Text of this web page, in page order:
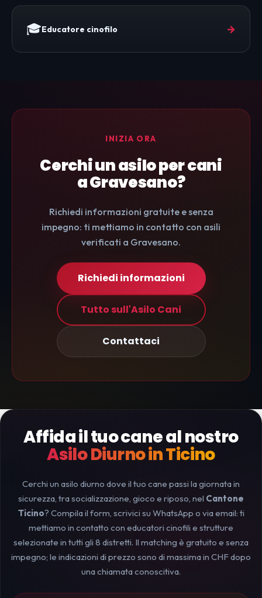
🎓Educatore cinofilo →
INIZIA ORA
Cerchi un asilo per cani
a Gravesano?
Richiedi informazioni gratuite e senza
impegno: ti mettiamo in contatto con asili
verificati a Gravesano.
Richiedi informazioni
Tutto sull'Asilo Cani
Contattaci
Affida il tuo cane al nostro
Asilo Diurno in Ticino
Cerchi un asilo diurno dove il tuo cane passi la giornata in
sicurezza, tra socializzazione, gioco e riposo, nel Cantone
Ticino? Compila il form, scrivici su WhatsApp o via email: ti
mettiamo in contatto con educatori cinofili e strutture
selezionate in tutti gli 8 distretti. Il matching è gratuito e senza
impegno; le indicazioni di prezzo sono di massima in CHF dopo
una chiamata conoscitiva.